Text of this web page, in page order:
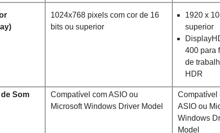
1024x768 pixels com cor de 16
bits ou superior
1920 x
superior
400 para
de
HDR
Som
Compatível com ASIO ou
Microsoft Windows Driver Model
Compatível
ASIO ou
Windows
Model